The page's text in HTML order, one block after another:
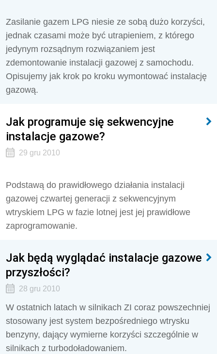
Zasilanie gazem LPG niesie ze sobą dużo korzyści,
jednak czasami może być utrapieniem, z którego
jedynym rozsądnym rozwiązaniem jest
zdemontowanie instalacji gazowej z samochodu.
Opisujemy jak krok po kroku wymontować instalację
gazową.
Jak programuje się sekwencyjne
instalacje gazowe?
29 gru 2010
Podstawą do prawidłowego działania instalacji
gazowej czwartej generacji z sekwencyjnym
wtryskiem LPG w fazie lotnej jest jej prawidłowe
zaprogramowanie.
Jak będą wyglądać instalacje gazowe
przyszłości?
28 gru 2010
W ostatnich latach w silnikach ZI coraz powszechniej
stosowany jest system bezpośredniego wtrysku
benzyny, dający wymierne korzyści szczególnie w
silnikach z turbodoładowaniem.